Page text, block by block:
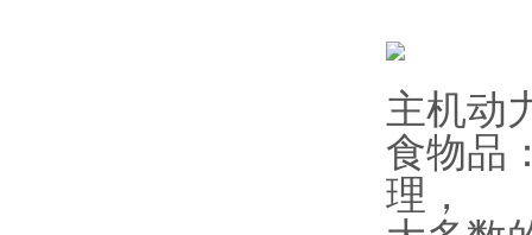
主机动
食物品
理，